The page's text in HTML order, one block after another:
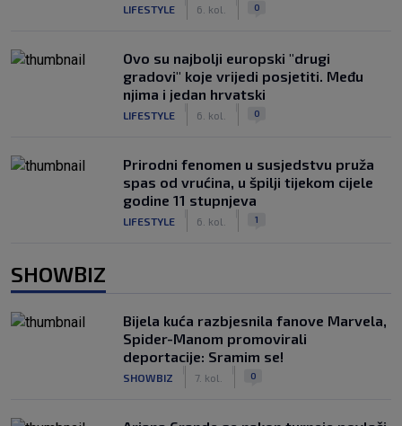
LIFESTYLE 6. kol. 0
Ovo su najbolji europski "drugi
gradovi" koje vrijedi posjetiti. Među
njima i jedan hrvatski
LIFESTYLE 6. kol. 0
Prirodni fenomen u susjedstvu pruža
spas od vrućina, u špilji tijekom cijele
godine 11 stupnjeva
LIFESTYLE 6. kol. 1
SHOWBIZ
Bijela kuća razbjesnila fanove Marvela,
Spider-Manom promovirali
deportacije: Sramim se!
SHOWBIZ 7. kol. 0